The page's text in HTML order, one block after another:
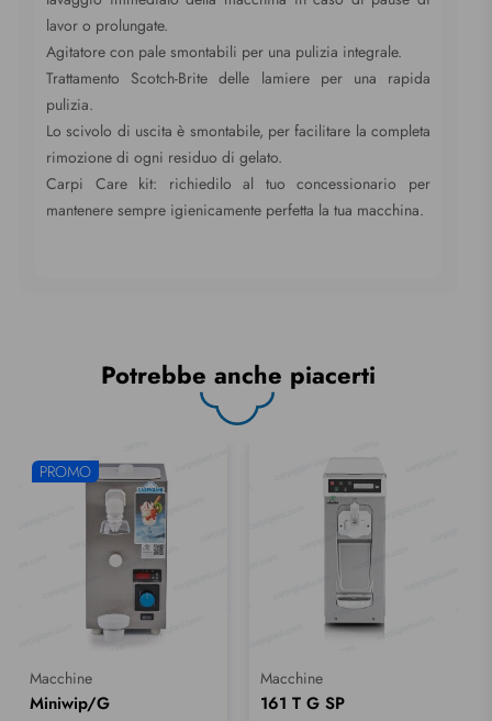
lavor o prolungate.
Agitatore con pale smontabili per una pulizia integrale.
Trattamento Scotch-Brite delle lamiere per una rapida
pulizia.
Lo scivolo di uscita è smontabile, per facilitare la completa
rimozione di ogni residuo di gelato.
Carpi Care kit: richiedilo al tuo concessionario per
mantenere sempre igienicamente perfetta la tua macchina.
Potrebbe anche piacerti
PROMO
Macchine
Miniwip/G
Macchine
161 T G SP